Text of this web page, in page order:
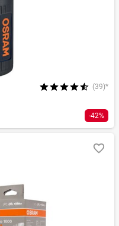
(39)*
-42%